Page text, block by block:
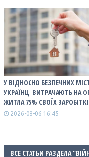
У ВІДНОСНО БЕЗПЕЧНИХ
УКРАЇНЦІ ВИТРАЧАЮТЬ НА
ЖИТЛА 75% СВОЇХ
2026-08-06 16:45
ВСЕ СТАТЬИ РАЗДЕЛА